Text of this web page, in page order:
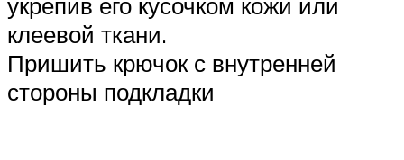
укрепив его кусочком кожи или
клеевой ткани.
Пришить крючок с внутренней
стороны подкладки